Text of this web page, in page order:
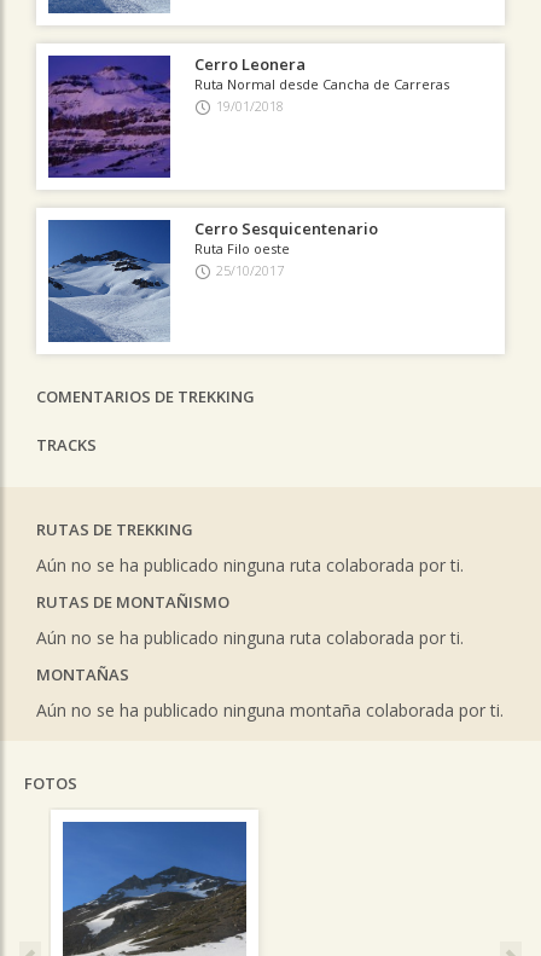
Cerro Leonera
Ruta Normal desde Cancha de Carreras
19/01/2018
Cerro Sesquicentenario
Ruta Filo oeste
25/10/2017
COMENTARIOS DE TREKKING
TRACKS
RUTAS DE TREKKING
Aún no se ha publicado ninguna ruta colaborada por ti.
RUTAS DE MONTAÑISMO
Aún no se ha publicado ninguna ruta colaborada por ti.
MONTAÑAS
Aún no se ha publicado ninguna montaña colaborada por ti.
FOTOS
Previous